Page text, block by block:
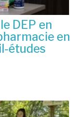
DEP en
en
études